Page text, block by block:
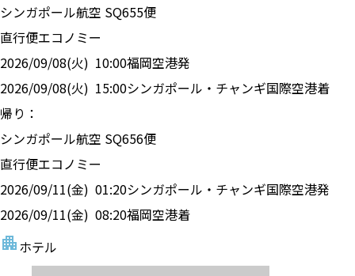
シンガポール航空 SQ655便
直行便エコノミー
2026/09/08(火) 10:00福岡空港発
2026/09/08(火) 15:00シンガポール・チャンギ国際空港着
帰り：
シンガポール航空 SQ656便
直行便エコノミー
2026/09/11(金) 01:20シンガポール・チャンギ国際空港発
2026/09/11(金) 08:20福岡空港着
ホテル